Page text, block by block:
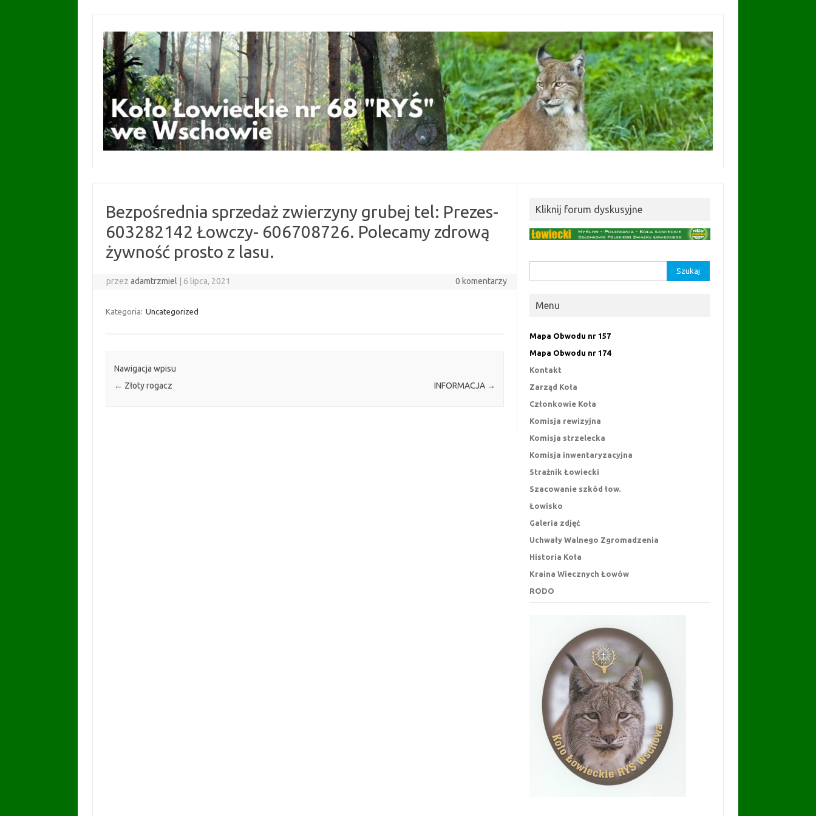
treści
Bezpośrednia sprzedaż zwierzyny grubej tel: Prezes-
603282142 Łowczy- 606708726. Polecamy zdrową
żywność prosto z lasu.
przezadamtrzmiel 6 lipca, 2021 0 komentarzy
Kategoria: Uncategorized
Nawigacja wpisu
← Złoty rogacz INFORMACJA →
Kliknij forum dyskusyjne
Menu
Mapa Obwodu nr 157
Mapa Obwodu nr 174
Kontakt
Zarząd Koła
Członkowie Koła
Komisja rewizyjna
Komisja strzelecka
Komisja inwentaryzacyjna
Strażnik Łowiecki
Szacowanie szkód łow.
Łowisko
Galeria zdjęć
Uchwały Walnego Zgromadzenia
Historia Koła
Kraina Wiecznych Łowów
RODO